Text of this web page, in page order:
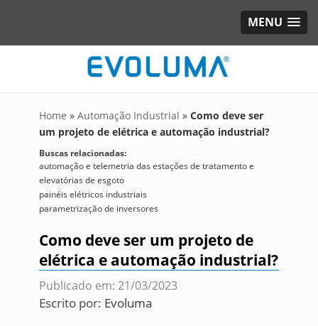
MENU
Home » Automação Industrial » Como deve ser
um projeto de elétrica e automação industrial?
Buscas relacionadas:
automação e telemetria das estações de tratamento e
elevatórias de esgoto
painéis elétricos industriais
parametrização de inversores
Como deve ser um projeto de
elétrica e automação industrial?
Publicado em: 21/03/2023
Escrito por: Evoluma